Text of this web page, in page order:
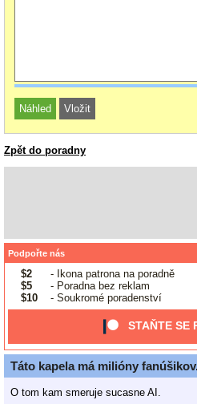
Zpět do poradny
Podpořte nás
$2
- Ikona patrona na poradně
$5
- Poradna bez reklam
$10
- Soukromé poradenství
STAŇTE SE
Táto kapela má milióny
O tom kam smeruje sucasne AI.